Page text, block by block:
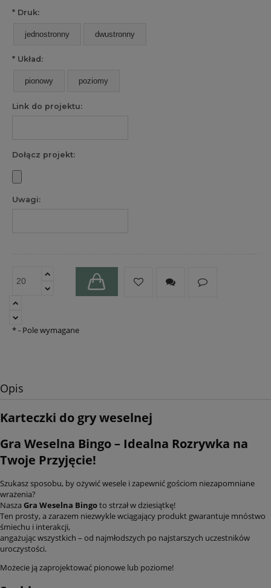
* Druk:
jednostronny dwustronny
* Układ:
pionowy poziomy
Link do projektu:
Dołącz projekt:
Uwagi:
*- Pole wymagane
Opis
Karteczki do gry weselnej
Gra Weselna Bingo – Idealna Rozrywka na
Twoje Przyjęcie!
Szukasz sposobu, by ożywić wesele i zapewnić gościom niezapomniane
wrażenia?
Nasza Gra Weselna Bingoto strzał w dziesiątkę!
Ten prosty, a zarazem niezwykle wciągający produkt gwarantuje mnóstwo
śmiechu i interakcji,
angażując wszystkich – od najmłodszych po najstarszych uczestników
uroczystości.
Możecie ją zaprojektować pionowe lub poziome!